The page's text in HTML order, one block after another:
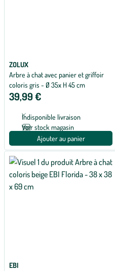
ZOLUX
Arbre à chat avec panier et griffoir
coloris gris - Ø 35x H 45 cm
39,99 €
Indisponible livraison
Voir stock magasin
Ajouter au panier
EBI